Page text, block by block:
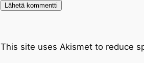
This site uses Akismet to reduce